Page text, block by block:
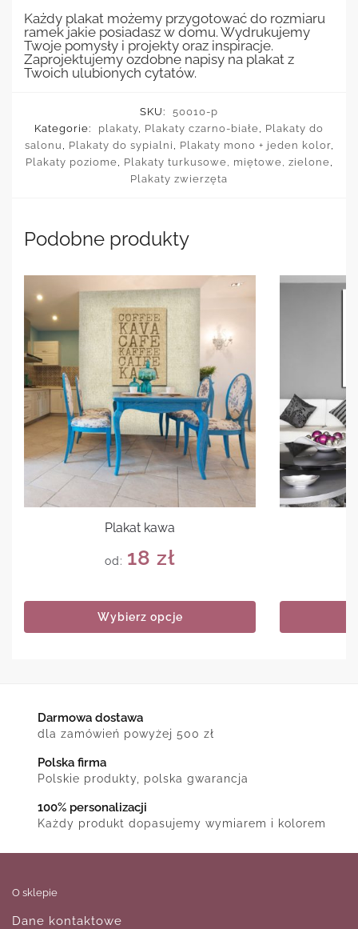
Każdy plakat możemy przygotować do rozmiaru
ramek jakie posiadasz w domu. Wydrukujemy
Twoje pomysły i projekty oraz inspiracje.
Zaprojektujemy ozdobne napisy na plakat z
Twoich ulubionych cytatów.
SKU:
50010-p
Kategorie:
plakaty, Plakaty czarno-białe, Plakaty do
salonu , Plakaty do sypialni , Plakaty mono + jeden kolor,
Plakaty poziome, Plakaty turkusowe, miętowe, zielone,
Plakaty zwierzęta
Podobne produkty
Plakat kawa
od: 18 zł
Wybierz opcje
Darmowa dostawa
dla zamówień powyżej 500 zł
Polska firma
Polskie produkty, polska gwarancja
100% personalizacji
Każdy produkt dopasujemy wymiarem i kolorem
O sklepie
Dane kontaktowe